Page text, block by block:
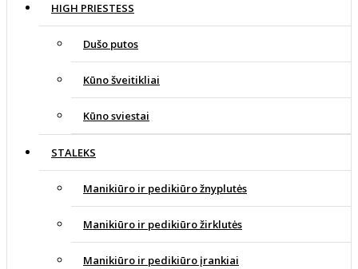
HIGH PRIESTESS
Dušo putos
Kūno šveitikliai
Kūno sviestai
STALEKS
Manikiūro ir pedikiūro žnyplutės
Manikiūro ir pedikiūro žirklutės
Manikiūro ir pedikiūro įrankiai